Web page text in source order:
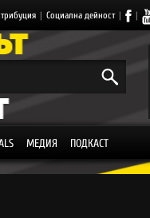
| Социална дейност | |
МЕДИЯ ПОДКАСТ